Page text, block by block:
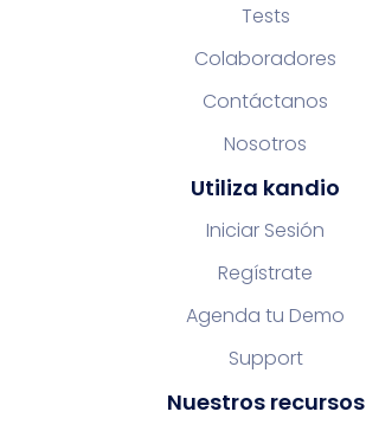
Tests
Colaboradores
Contáctanos
Nosotros
Utiliza kandio
Iniciar Sesión
Regístrate
Agenda tu Demo
Support
Nuestros recursos